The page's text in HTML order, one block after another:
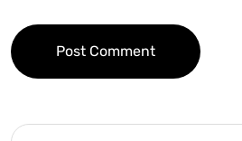
Post Comment